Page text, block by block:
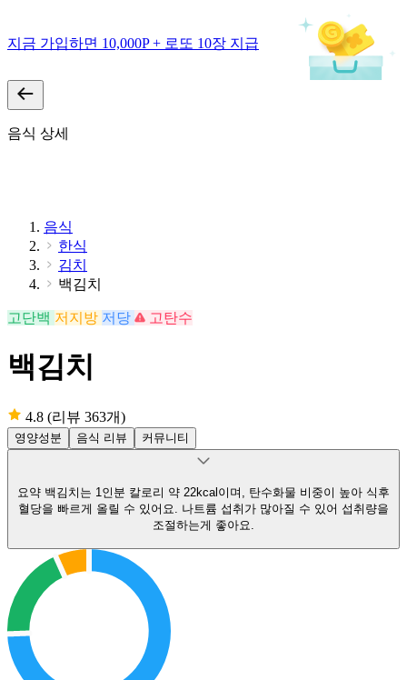
지금 가입하면 10,000P + 로또 10장 지급
음식 상세
음식
한식
김치
백김치
고단백 저지방 저당 고탄수
백김치
4.8 (리뷰 363개)
영양성분 음식 리뷰 커뮤니티
요약 백김치는 1인분 칼로리 약 22kcal이며, 탄수화물 비중이 높아 식후
혈당을 빠르게 올릴 수 있어요. 나트륨 섭취가 많아질 수 있어 섭취량을
조절하는게 좋아요.